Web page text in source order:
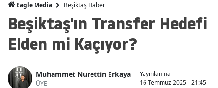
Eagle Media Beşiktaş Haber
Beşiktaş'ın Transfer Hedefi
Elden mi Kaçıyor?
Muhammet Nurettin Erkaya
ÜYE
Yayınlanma
16 Temmuz 2025 - 21:45